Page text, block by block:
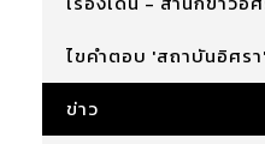
ไขคำตอบ 'สถาบันอิศร
ข่าว